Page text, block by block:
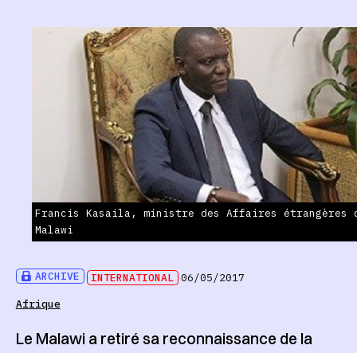
ARCHIVE INTERNATIONAL 06/05/2017
Afrique
Francis Kasaila, ministre des Affaires étrangères
Malawi
Le Malawi a retiré sa reconnaissance de la